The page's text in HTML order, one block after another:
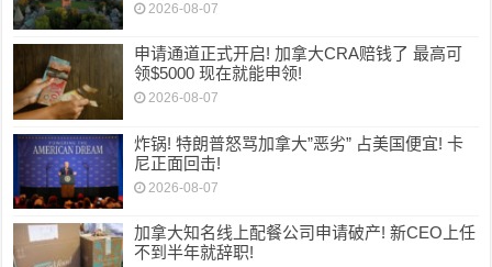
2026-08-07
申请通道正式开启! 加拿大CRA赔钱了 最高可
领$5000 现在就能申领!
2026-08-07
炸锅! 特朗普怒骂加拿大”恶劣” 占美国便宜! 卡
尼正面回击!
2026-08-07
加拿大知名线上配餐公司申请破产! 新CEO上任
不到半年就辞职!